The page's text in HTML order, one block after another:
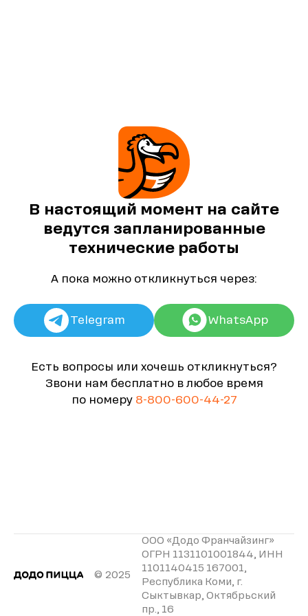
В настоящий момент на сайте
ведутся запланированные
технические работы
А пока можно откликнуться через:
Telegram WhatsApp
Есть вопросы или хочешь откликнуться?
Звони нам бесплатно в любое время
по номеру 8-800-600-44-27
© 2025
ООО «Додо Франчайзинг»
ОГРН 1131101001844, ИНН
1101140415 167001,
Республика Коми, г.
Сыктывкар, Октябрьский
пр., 16